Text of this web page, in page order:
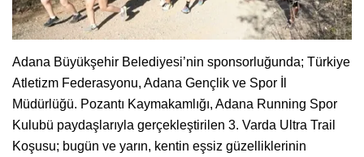
Adana Büyükşehir Belediyesi’nin sponsorluğunda; Türkiye
Atletizm Federasyonu, Adana Gençlik ve Spor İl
Müdürlüğü. Pozantı Kaymakamlığı, Adana Running Spor
Kulubü paydaşlarıyla gerçekleştirilen 3. Varda Ultra Trail
Koşusu; bugün ve yarın, kentin eşsiz güzelliklerinin